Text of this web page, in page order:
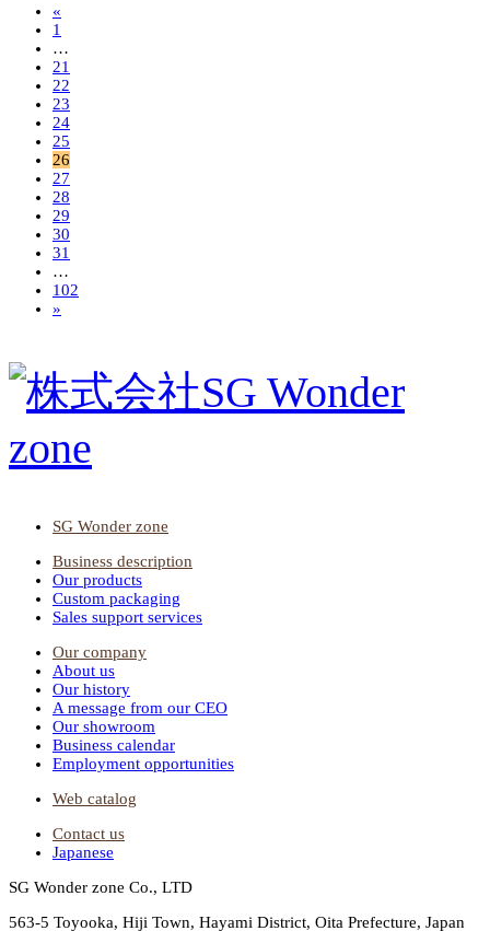
«
1
…
21
22
23
24
25
26
27
28
29
30
31
…
102
»
SG Wonder zone
Business description
Our products
Custom packaging
Sales support services
Our company
About us
Our history
A message from our CEO
Our showroom
Business calendar
Employment opportunities
Web catalog
Contact us
Japanese
SG Wonder zone Co., LTD
563-5 Toyooka, Hiji Town, Hayami District, Oita Prefecture, Japan